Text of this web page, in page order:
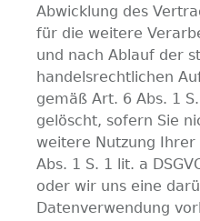
Abwicklung des
für die weitere
und nach Ablauf der
handelsrechtlichen
gemäß Art. 6 Abs. 1
gelöscht, sofern Sie
weitere Nutzung
Abs. 1 S. 1 lit. a
oder wir uns eine
Datenverwendung